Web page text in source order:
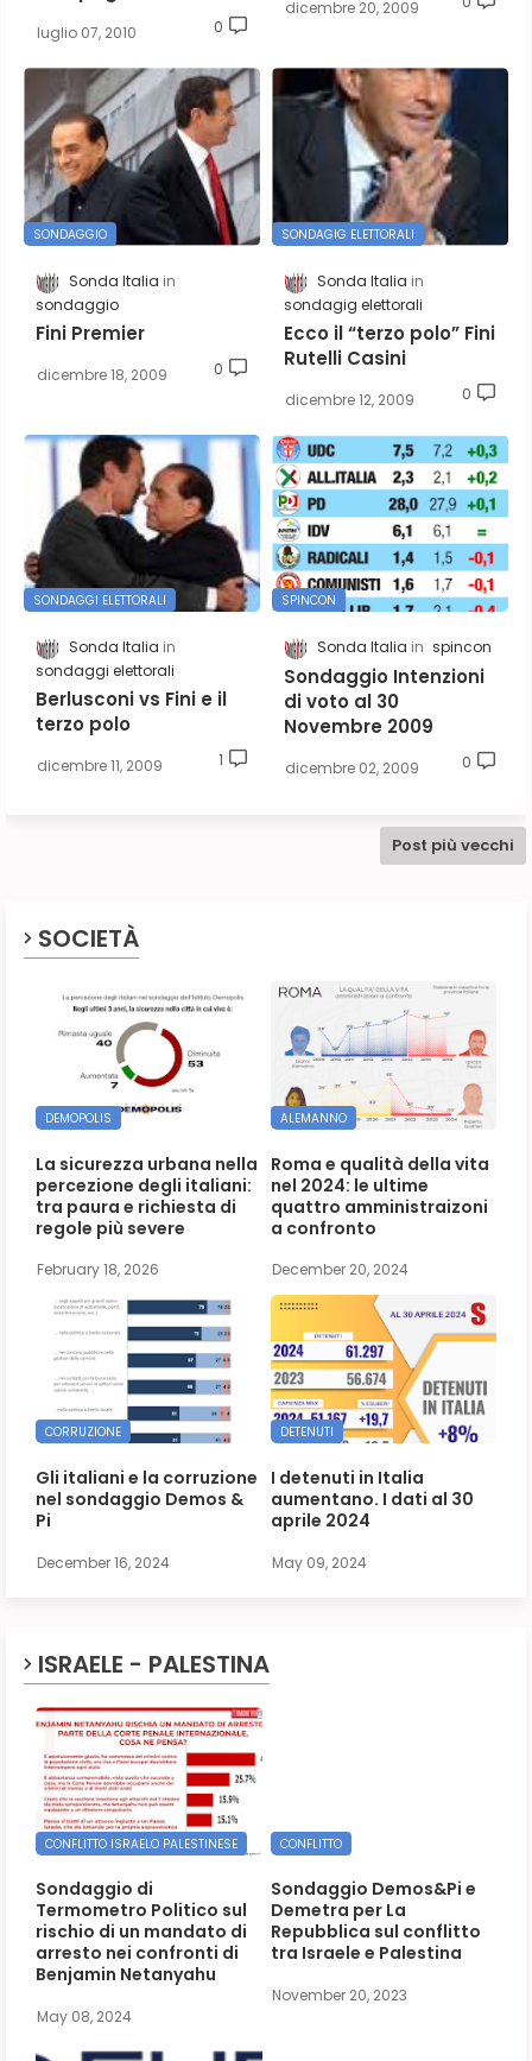
luglio 07, 2010 0
dicembre 20, 2009
SONDAGGIO
Sonda Italia
sondaggio
Fini Premier
dicembre 18, 2009 0
SONDAGIG ELETTORALI
Sonda Italia
sondagig elettorali
Ecco il “terzo polo” Fini
Rutelli Casini
dicembre 12, 2009 0
SONDAGGI ELETTORALI
Sonda Italia
sondaggi elettorali
Berlusconi vs Fini e il
terzo polo
dicembre 11, 2009 1
SPINCON
Sonda Italia spincon
Sondaggio Intenzioni
di voto al 30
Novembre 2009
dicembre 02, 2009 0
Post più vecchi
SOCIETÀ
DEMOPOLIS
La sicurezza urbana nella
percezione degli italiani:
tra paura e richiesta di
regole più severe
February 18, 2026
ALEMANNO
Roma e qualità della vita
nel 2024: le ultime
quattro amministraizoni
a confronto
December 20, 2024
CORRUZIONE
Gli italiani e la corruzione
nel sondaggio Demos &
Pi
December 16, 2024
DETENUTI
I detenuti in Italia
aumentano. I dati al 30
aprile 2024
May 09, 2024
ISRAELE - PALESTINA
CONFLITTO ISRAELO PALESTINESE
Sondaggio di
Termometro Politico sul
rischio di un mandato di
arresto nei confronti di
Benjamin Netanyahu
May 08, 2024
CONFLITTO
Sondaggio Demos&Pi e
Demetra per La
Repubblica sul conflitto
tra Israele e Palestina
November 20, 2023